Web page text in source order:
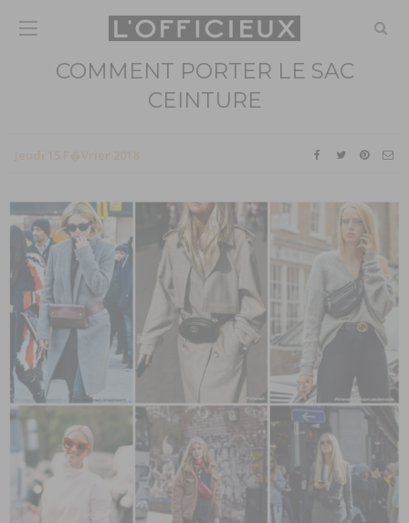
COMMENT PORTER LE SAC
CEINTURE